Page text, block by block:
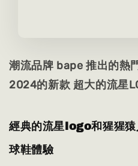
潮流品牌 bape 推出的熱
2024的新款 超大的流星
經典的流星logo和猩猩
球鞋體驗